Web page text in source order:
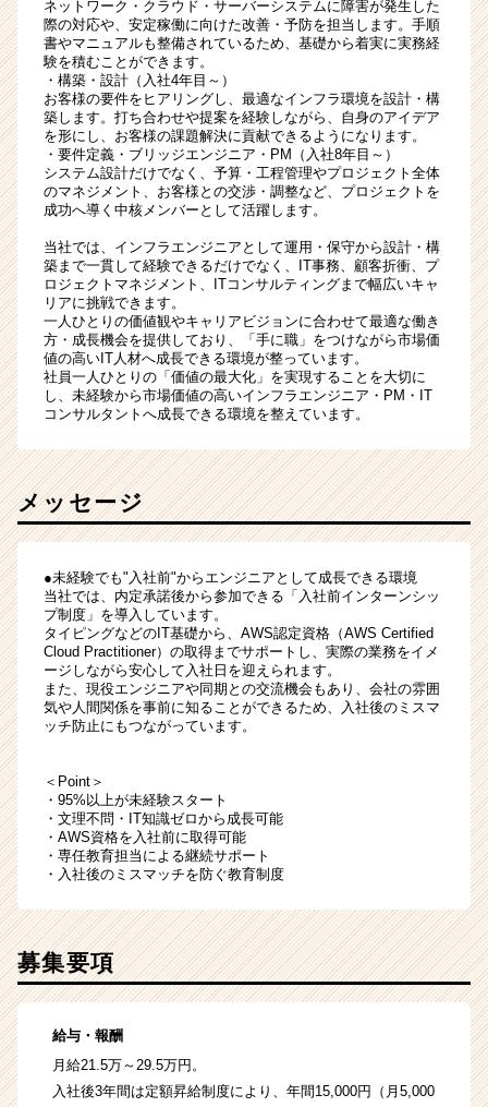
ネットワーク・クラウド・サーバーシステムに障害が発生した
際の対応や、安定稼働に向けた改善・予防を担当します。手順
書やマニュアルも整備されているため、基礎から着実に実務経
験を積むことができます。
・構築・設計（入社4年目～）
お客様の要件をヒアリングし、最適なインフラ環境を設計・構
築します。打ち合わせや提案を経験しながら、自身のアイデア
を形にし、お客様の課題解決に貢献できるようになります。
・要件定義・ブリッジエンジニア・PM（入社8年目～）
システム設計だけでなく、予算・工程管理やプロジェクト全体
のマネジメント、お客様との交渉・調整など、プロジェクトを
成功へ導く中核メンバーとして活躍します。
当社では、インフラエンジニアとして運用・保守から設計・構
築まで一貫して経験できるだけでなく、IT事務、顧客折衝、プ
ロジェクトマネジメント、ITコンサルティングまで幅広いキャ
リアに挑戦できます。
一人ひとりの価値観やキャリアビジョンに合わせて最適な働き
方・成長機会を提供しており、「手に職」をつけながら市場価
値の高いIT人材へ成長できる環境が整っています。
社員一人ひとりの「価値の最大化」を実現することを大切に
し、未経験から市場価値の高いインフラエンジニア・PM・IT
コンサルタントへ成長できる環境を整えています。
メッセージ
●未経験でも"入社前"からエンジニアとして成長できる環境
当社では、内定承諾後から参加できる「入社前インターンシッ
プ制度」を導入しています。
タイピングなどのIT基礎から、AWS認定資格（AWS Certified
Cloud Practitioner）の取得までサポートし、実際の業務をイメ
ージしながら安心して入社日を迎えられます。
また、現役エンジニアや同期との交流機会もあり、会社の雰囲
気や人間関係を事前に知ることができるため、入社後のミスマ
ッチ防止にもつながっています。
＜Point＞
・95%以上が未経験スタート
・文理不問・IT知識ゼロから成長可能
・AWS資格を入社前に取得可能
・専任教育担当による継続サポート
・入社後のミスマッチを防ぐ教育制度
募集要項
給与・報酬
月給21.5万～29.5万円。
入社後3年間は定額昇給制度により、年間15,000円（月5,000